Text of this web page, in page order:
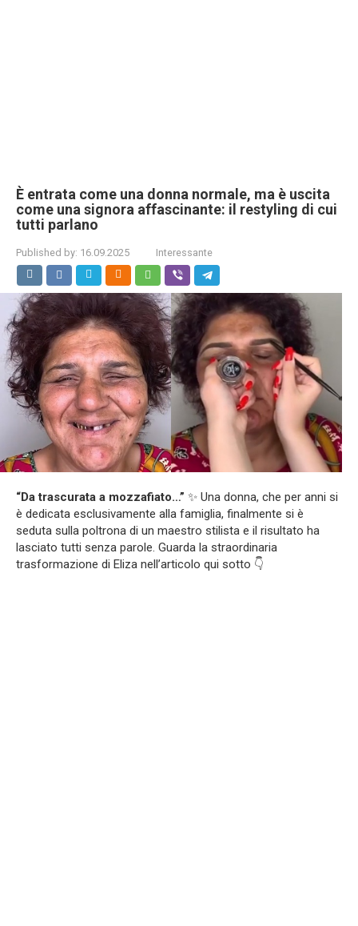
È entrata come una donna normale, ma è uscita
come una signora affascinante: il restyling di cui
tutti parlano
Published by: 16.09.2025 Interessante
“Da trascurata a mozzafiato…” ✨ Una donna, che per anni si
è dedicata esclusivamente alla famiglia, finalmente si è
seduta sulla poltrona di un maestro stilista e il risultato ha
lasciato tutti senza parole. Guarda la straordinaria
trasformazione di Eliza nell’articolo qui sotto 👇